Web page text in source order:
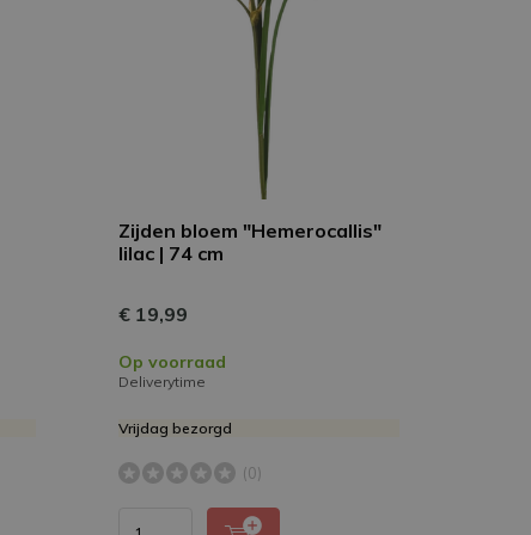
Zijden bloem "Hemerocallis"
lilac | 74 cm
€ 19,99
Op voorraad
Deliverytime
Vrijdag bezorgd
(0)